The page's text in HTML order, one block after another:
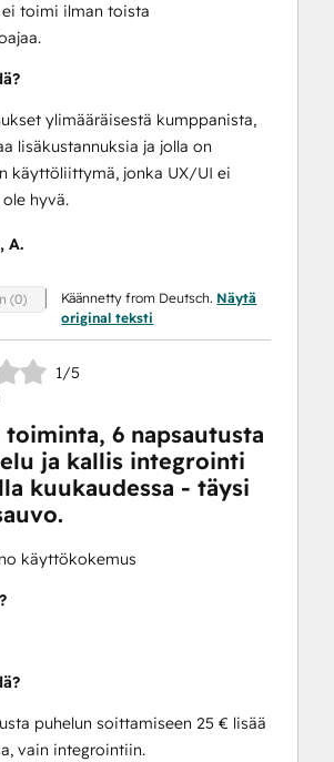
toimi ilman toista
ylimääräisestä kumppanista,
lisäkustannuksia ja jolla on
käyttöliittymä, jonka UX/UI ei
hyvä.
A.
(0) Käännetty from Deutsch. Näytä
original teksti
1/5
toiminta, 6 napsautusta
ja kallis integrointi
kuukaudessa - täysi
käyttökokemus
puhelun soittamiseen 25 € lisää
vain integrointiin.